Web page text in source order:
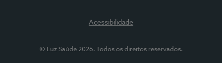
Acessibilidade
© Luz Saúde 2026. Todos os direitos reservados.